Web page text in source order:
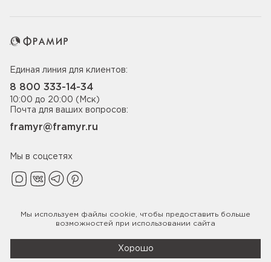
Единая линия для клиентов:
8 800 333-14-34
10:00 до 20:00 (Мск)
Почта для ваших вопросов:
framyr@framyr.ru
Мы в соцсетях
Политика конфиденциальности
Мы используем файлы cookie , чтобы предоставить больше
возможностей при использовании сайта
Хорошо